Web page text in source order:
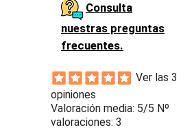
Consulta
nuestras preguntas
frecuentes.
Ver las 3
opiniones
Valoración media: 5/5 Nº
valoraciones: 3